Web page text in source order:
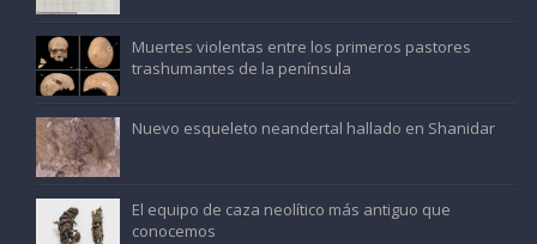
Muertes violentas entre los primeros pastores
trashumantes de la península
Nuevo esqueleto neandertal hallado en Shanidar
El equipo de caza neolítico más antiguo que
conocemos